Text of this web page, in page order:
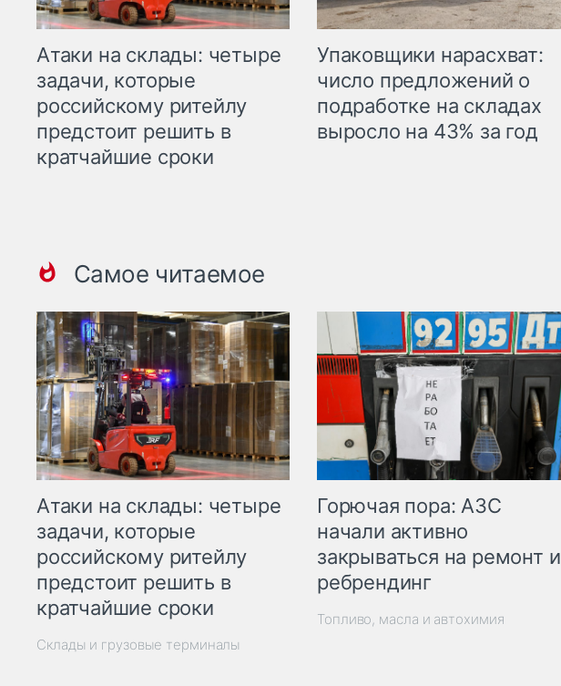
Атаки на склады: четыре
задачи, которые
российскому ритейлу
предстоит решить в
кратчайшие сроки
Упаковщики нарасхват:
число предложений о
подработке на складах
выросло на 43% за год
Самое читаемое
Атаки на склады: четыре
задачи, которые
российскому ритейлу
предстоит решить в
кратчайшие сроки
Склады и грузовые терминалы
Горючая пора: АЗС
начали активно
закрываться на ремонт и
ребрендинг
Топливо, масла и автохимия